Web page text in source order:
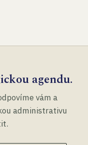
agendu.
vám a
administrativu